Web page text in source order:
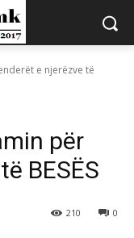
e njerëzve të
për
BESËS
0
210